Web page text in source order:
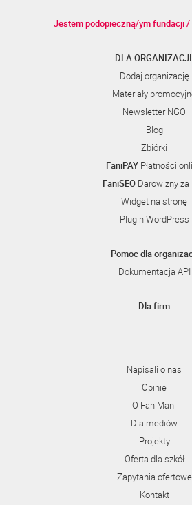
Jestem podopieczną/ym fundacji
DLA
Dodaj organizację
Materiały
Newsletter NGO
Blog
Zbiórki
FaniPAY Płatności
FaniSEODarowizny za
Widget na stronę
Plugin WordPress
Pomoc dla
Dokumentacja API
Dla firm
Napisali o nas
Opinie
O FaniMani
Dla mediów
Projekty
Oferta dla szkół
Zapytania ofertowe
Kontakt